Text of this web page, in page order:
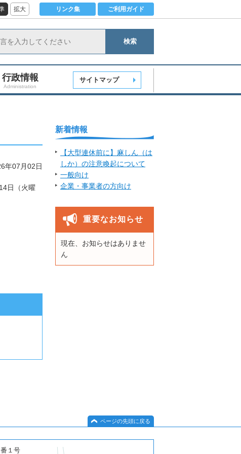
拡大 リンク集 ご利用ガイド
検索
行政情報
Administration
サイトマップ
年07月02日
日（火曜
新着情報
【大型連休前に】麻しん（は
しか）の注意喚起について
一般向け
企業・事業者の方向け
重要なお知らせ
現在、お知らせはありませ
ん
ページの先頭に戻る
１号